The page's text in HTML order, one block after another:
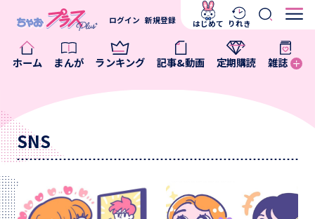
ホーム まんが ランキング 記事&動画 定期購読 雑誌
ログイン 新規登録 はじめて りれき
SNS